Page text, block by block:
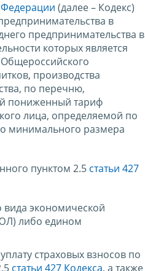
Федерации (далее – Кодекс)
в
предпринимательства в
которых является
производства
по перечню,
пониженный тариф
лица, определяемой по
минимального размера
пунктом 2.5 статьи 427
вида экономической
либо едином
страховых взносов по
статьи 427 Кодекса, а также